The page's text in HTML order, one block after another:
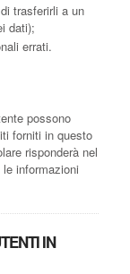
trasferirli a un
dati);
errati.
possono
forniti in questo
risponderà nel
informazioni
IN